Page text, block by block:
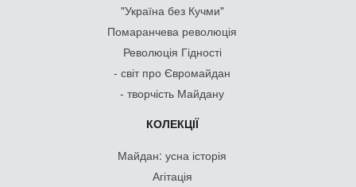
"Україна без Кучми"
Помаранчева революція
Революція Гідності
- світ про Євромайдан
- творчість Майдану
КОЛЕКЦІЇ
Майдан: усна історія
Агітація